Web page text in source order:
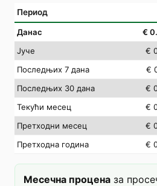
Период
Данас €
Јуче
€
Последњих 7 дана
€
Последњих 30 дана
€
Текући месец
€
Претходни месец
€
Претходна година
€
Месечна процена за